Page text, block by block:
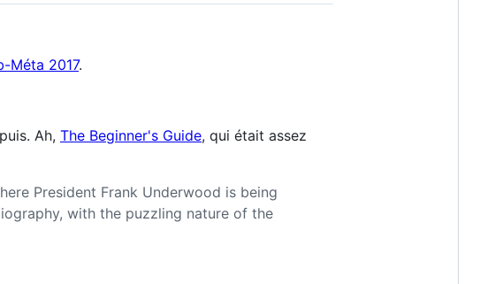
Méta 2017.
Ah, The Beginner's Guide, qui était assez
President Frank Underwood is being
with the puzzling nature of the